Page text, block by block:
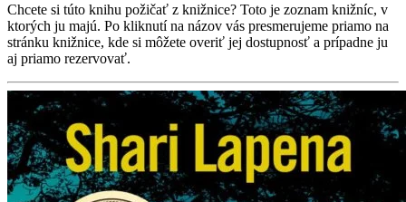
Chcete si túto knihu požičať z knižnice? Toto je zoznam knižníc, v
ktorých ju majú. Po kliknutí na názov vás presmerujeme priamo na
stránku knižnice, kde si môžete overiť jej dostupnosť a prípadne ju
aj priamo rezervovať.